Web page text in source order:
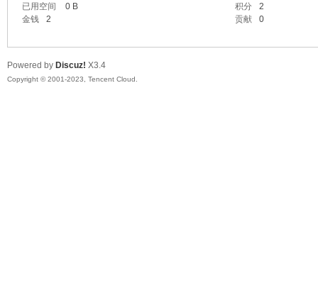
已用空间
0 B 积分
2
金钱
2 贡献 0
Powered by Discuz! X3.4
Copyright © 2001-2023, Tencent Cloud.